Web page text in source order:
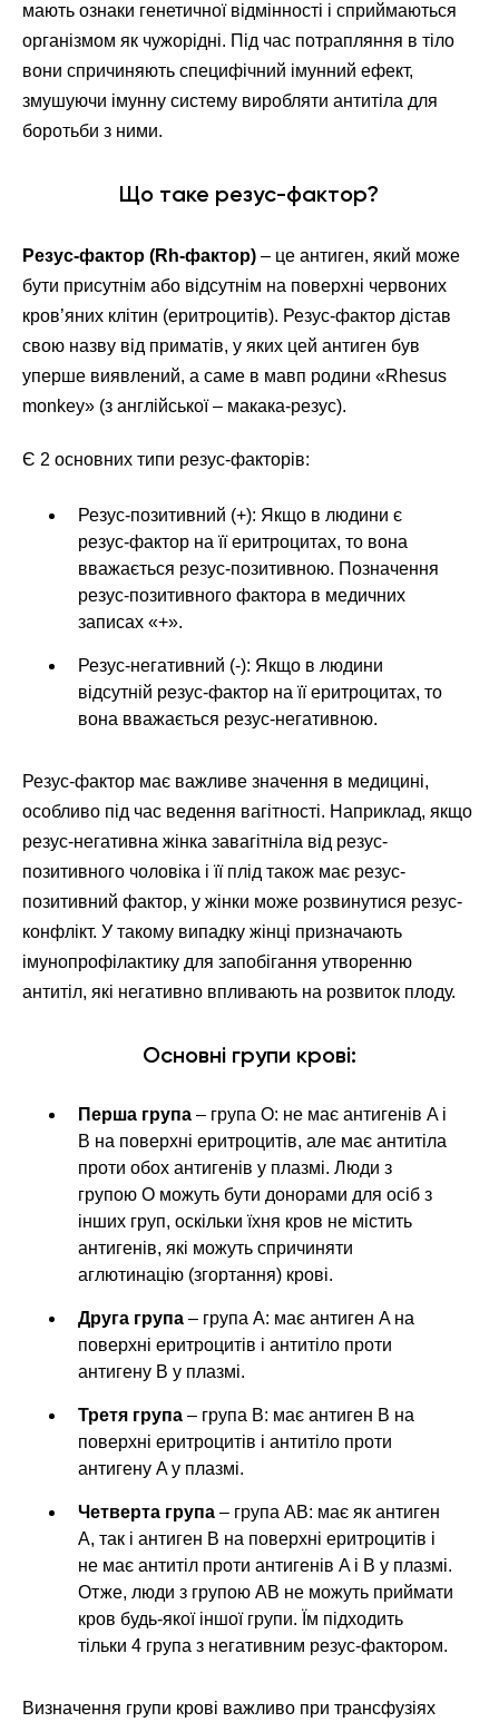
мають ознаки генетичної відмінності і сприймаються
організмом як чужорідні. Під час потрапляння в тіло
вони спричиняють специфічний імунний ефект,
змушуючи імунну систему виробляти антитіла для
боротьби з ними.
Що таке резус-фактор?
Резус-фактор (Rh-фактор) – це антиген, який може
бути присутнім або відсутнім на поверхні червоних
кров’яних клітин (еритроцитів). Резус-фактор дістав
свою назву від приматів, у яких цей антиген був
уперше виявлений, а саме в мавп родини «Rhesus
monkey» (з англійської – макака-резус).
Є 2 основних типи резус-факторів:
Резус-позитивний (+): Якщо в людини є
резус-фактор на її еритроцитах, то вона
вважається резус-позитивною. Позначення
резус-позитивного фактора в медичних
записах «+».
Резус-негативний (-): Якщо в людини
відсутній резус-фактор на її еритроцитах, то
вона вважається резус-негативною.
Резус-фактор має важливе значення в медицині,
особливо під час ведення вагітності. Наприклад, якщо
резус-негативна жінка завагітніла від резус-
позитивного чоловіка і її плід також має резус-
позитивний фактор, у жінки може розвинутися резус-
конфлікт. У такому випадку жінці призначають
імунопрофілактику для запобігання утворенню
антитіл, які негативно впливають на розвиток плоду.
Основні групи крові:
Перша група – група O: не має антигенів A і
B на поверхні еритроцитів, але має антитіла
проти обох антигенів у плазмі. Люди з
групою O можуть бути донорами для осіб з
інших груп, оскільки їхня кров не містить
антигенів, які можуть спричиняти
аглютинацію (згортання) крові.
Друга група – група A: має антиген A на
поверхні еритроцитів і антитіло проти
антигену B у плазмі.
Третя група – група B: має антиген B на
поверхні еритроцитів і антитіло проти
антигену A у плазмі.
Четверта група – група AB: має як антиген
A, так і антиген B на поверхні еритроцитів і
не має антитіл проти антигенів A і B у плазмі.
Отже, люди з групою AB не можуть приймати
кров будь-якої іншої групи. Їм підходить
тільки 4 група з негативним резус-фактором.
Визначення групи крові важливо при трансфузіях